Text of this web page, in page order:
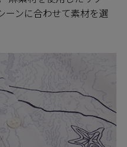
ーンに合わせて素材を選